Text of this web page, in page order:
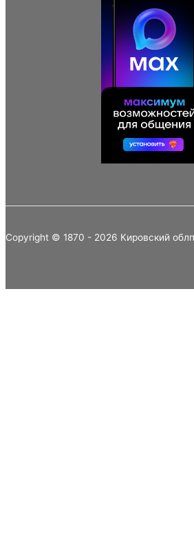
Copyright © 1870 - 2026 Кировский